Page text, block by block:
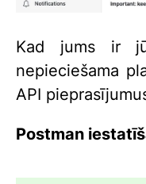
Kad jums ir
nepieciešama
API
Postman